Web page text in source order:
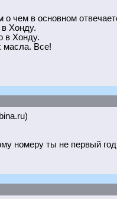
о чем в основном
Хонду.
в Хонду.
масла. Все!
номеру ты не первый